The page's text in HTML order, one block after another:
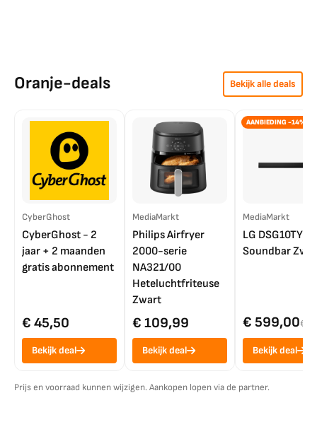
Oranje-deals Bekijk alle deals
CyberGhost
CyberGhost - 2
jaar + 2 maanden
gratis abonnement
€ 45,50
Bekijk deal
MediaMarkt
Philips Airfryer
2000-serie
NA321/00
Heteluchtfriteuse
Zwart
€ 109,99
Bekijk deal
AANBIEDING -14%
MediaMarkt
LG DSG10TY
Soundbar
€ 599,00€
Bekijk deal
Prijs en voorraad kunnen wijzigen. Aankopen lopen via de partner.